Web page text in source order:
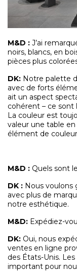
M&D : J’ai
noirs, blancs, en
pièces plus
DK: Notre palette
avec de forts
ait un aspect
cohérent – ce sont
La couleur est
valeur une table
élément de
M&D : Quels sont
DK : Nous voulons
avec plus de
notre esthétique.
M&D: Expédiez-
DK: Oui, nous
ventes en ligne
des États-Unis.
important pour